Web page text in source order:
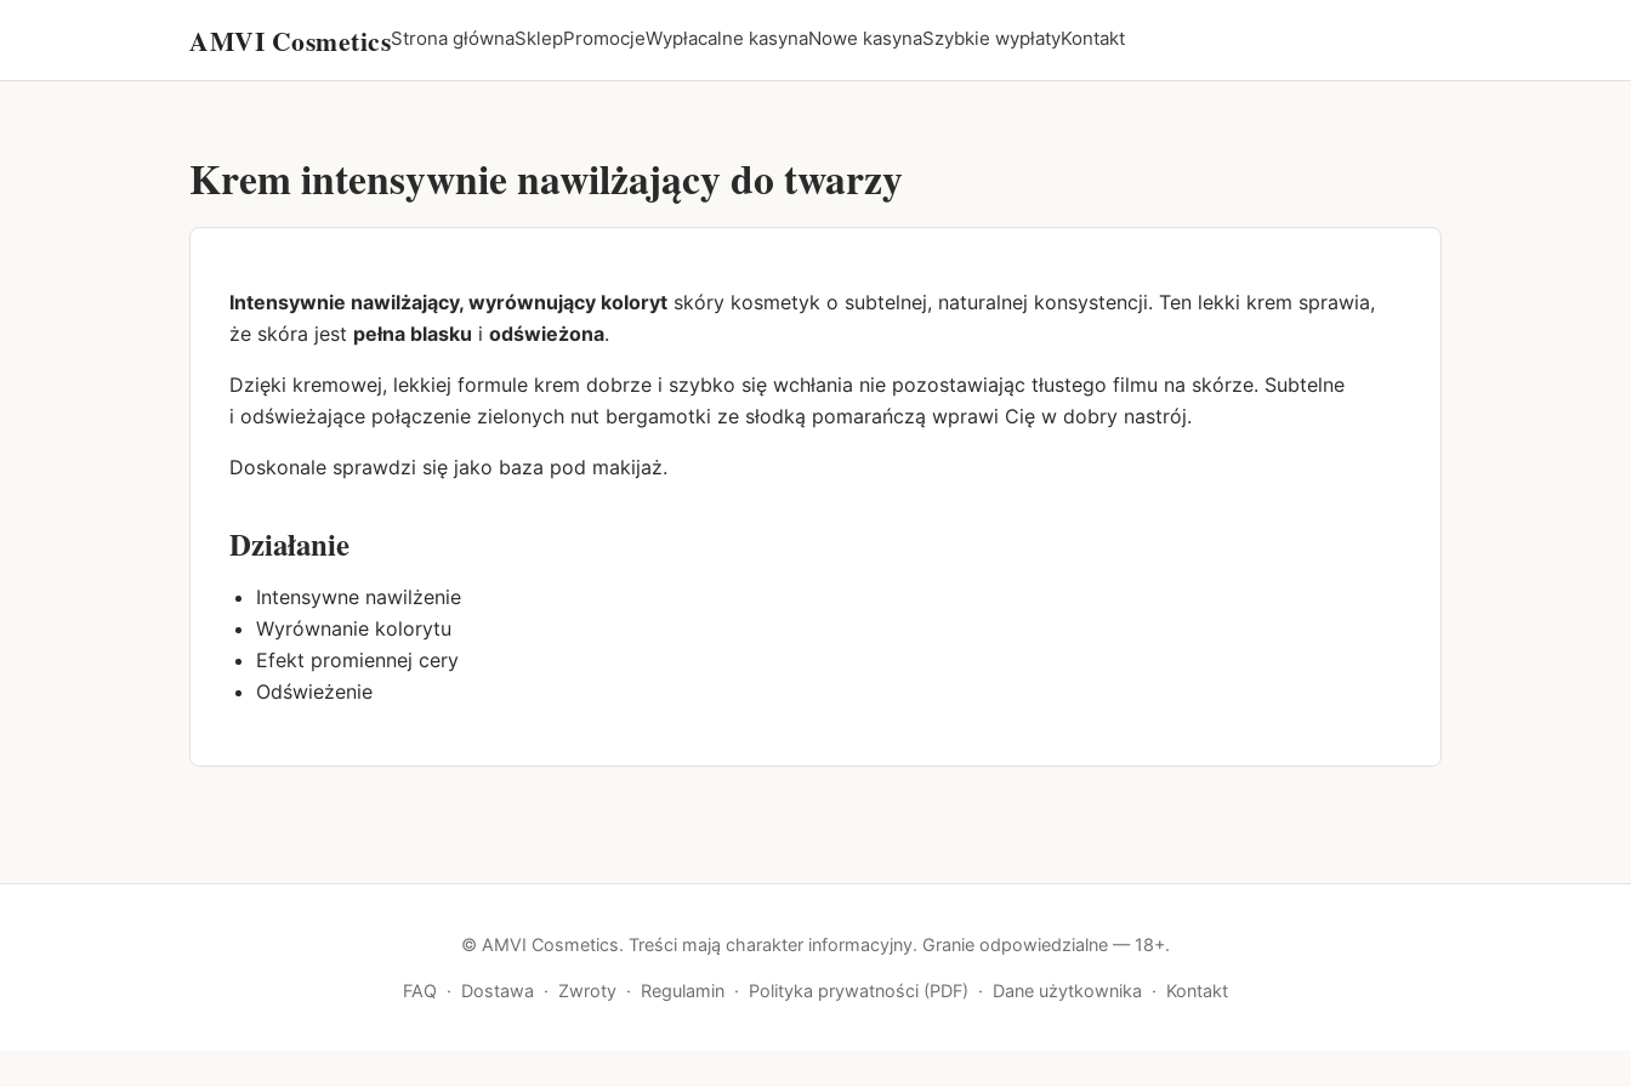
AMVI CosmeticsStrona głównaSklepPromocjeWypłacalne kasynaNowe kasynaSzybkie wypłatyKontakt
Krem intensywnie nawilżający do twarzy
Intensywnie nawilżający, wyrównujący koloryt skóry kosmetyk o subtelnej, naturalnej konsystencji. Ten lekki krem sprawia,
że skóra jest pełna blasku i odświeżona.
Dzięki kremowej, lekkiej formule krem dobrze i szybko się wchłania nie pozostawiając tłustego filmu na skórze. Subtelne
i odświeżające połączenie zielonych nut bergamotki ze słodką pomarańczą wprawi Cię w dobry nastrój.
Doskonale sprawdzi się jako baza pod makijaż.
Działanie
Intensywne nawilżenie
Wyrównanie kolorytu
Efekt promiennej cery
Odświeżenie
© AMVI Cosmetics. Treści mają charakter informacyjny. Granie odpowiedzialne — 18+.
FAQ · Dostawa · Zwroty · Regulamin · Polityka prywatności (PDF) · Dane użytkownika · Kontakt